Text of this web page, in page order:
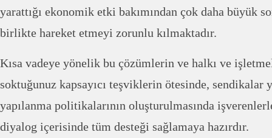
yarattığı ekonomik etki bakımından çok daha büyük
birlikte hareket etmeyi zorunlu kılmaktadır.
Kısa vadeye yönelik bu çözümlerin ve halkı ve
soktuğunuz kapsayıcı teşviklerin ötesinde, sendikalar
yapılanma politikalarının oluşturulmasında
diyalog içerisinde tüm desteği sağlamaya hazırdır.